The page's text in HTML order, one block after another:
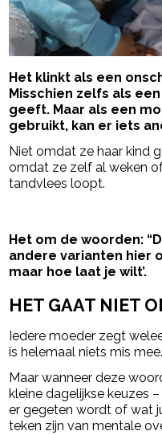
Het klinkt als een
Misschien zelfs als
geeft. Maar als een
gebruikt, kan er iets
Niet omdat ze haar kind
omdat ze zelf al weken
tandvlees loopt.
Het om de woorden:
andere varianten hier
maar hoe laat je wilt’.
HET GAAT NIET
Iedere moeder zegt
is helemaal niets mis mee.
Maar wanneer deze
kleine dagelijkse keuzes
er gegeten wordt of wat
teken zijn van mentale